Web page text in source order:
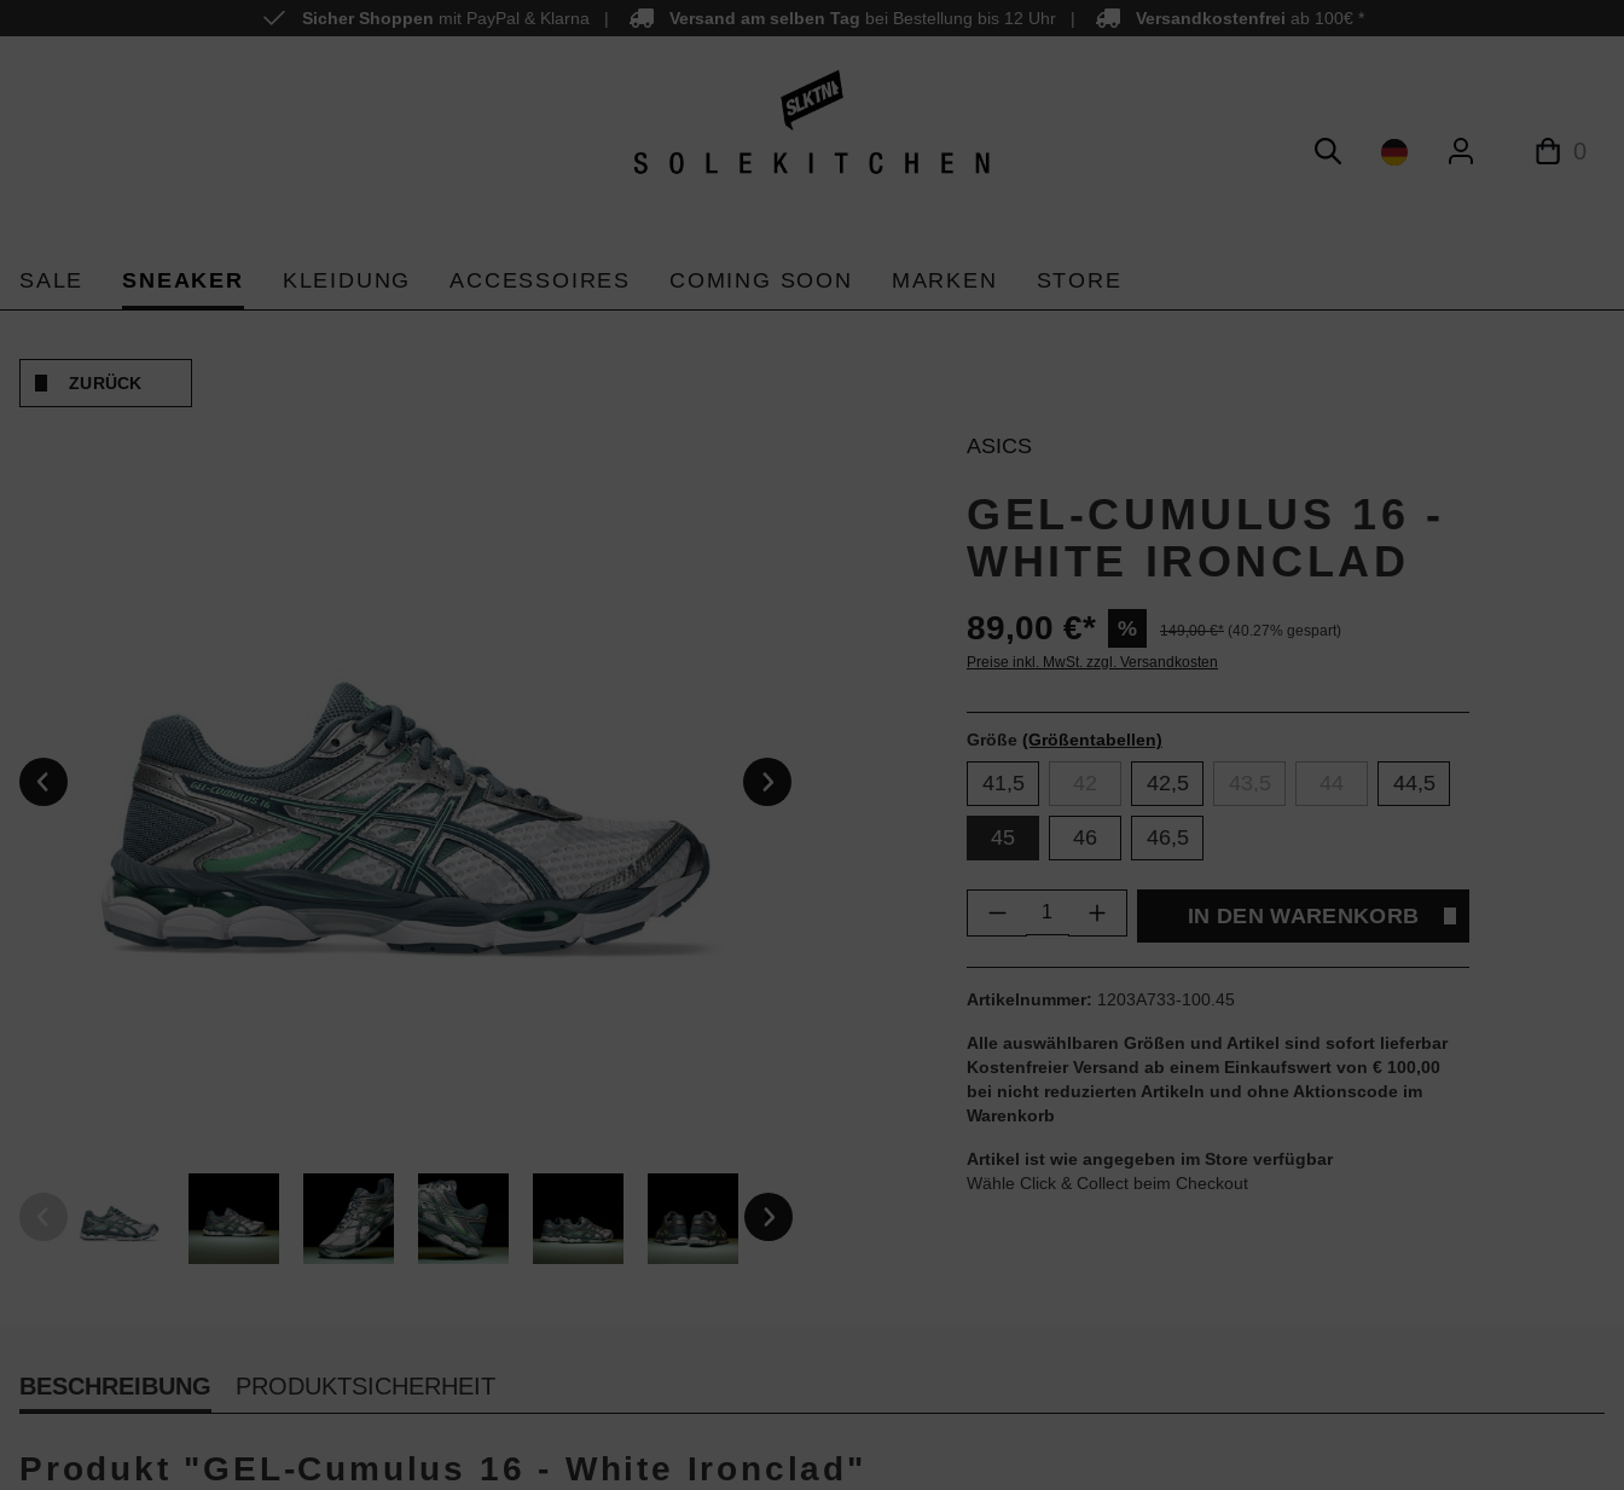
Zur Hauptnavigation springen
Sicher Shoppen mit PayPal & Klarna Versand am selben Tag bei Bestellung bis 12 Uhr Versandkostenfrei ab 100€ *
0
SALE SNEAKER KLEIDUNG ACCESSOIRES COMING SOON MARKEN STORE
ZURÜCK
ASICS
GEL-CUMULUS 16 -
WHITE IRONCLAD
89,00 €* % 149,00 €* (40.27% gespart)
Preise inkl. MwSt. zzgl. Versandkosten
Größe (Größentabellen)
41,5 42,5 44,5
45 46 46,5
Produkt Anzahl: Gib den gewünschten Wert ein
IN DEN WARENKORB
Artikelnummer: 1203A733-100.45
Alle auswählbaren Größen und Artikel sind sofort lieferbar
Kostenfreier Versand ab einem Einkaufswert von € 100,00
bei nicht reduzierten Artikeln und ohne Aktionscode im
Warenkorb
Artikel ist wie angegeben im Store verfügbar
Wähle Click & Collect beim Checkout
BESCHREIBUNG PRODUKTSICHERHEIT
Produkt "GEL-Cumulus 16 - White Ironclad"